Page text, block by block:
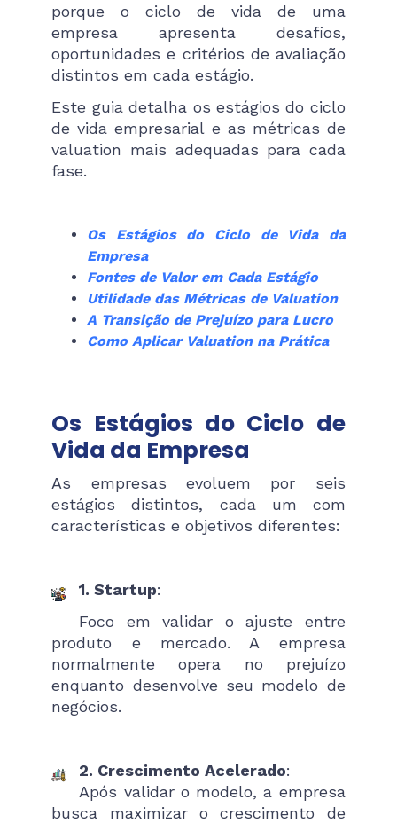
porque o ciclo de vida de uma
empresa apresenta desafios,
oportunidades e critérios de avaliação
distintos em cada estágio.
Este guia detalha os estágios do ciclo
de vida empresarial e as métricas de
valuation mais adequadas para cada
fase.
Os Estágios do Ciclo de Vida da
Empresa
Fontes de Valor em Cada Estágio
Utilidade das Métricas de Valuation
A Transição de Prejuízo para Lucro
Como Aplicar Valuation na Prática
Os Estágios do Ciclo de
Vida da Empresa
As empresas evoluem por seis
estágios distintos, cada um com
características e objetivos diferentes:
1. Startup:
Foco em validar o ajuste entre
produto e mercado. A empresa
normalmente opera no prejuízo
enquanto desenvolve seu modelo de
negócios.
2. Crescimento Acelerado:
Após validar o modelo, a empresa
busca maximizar o crescimento de